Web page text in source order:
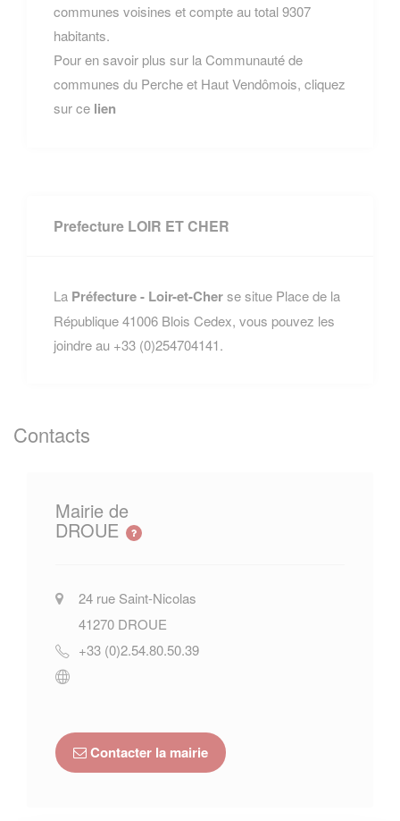
communes voisines et compte au total 9307
habitants.
Pour en savoir plus sur la Communauté de
communes du Perche et Haut Vendômois, cliquez
sur ce lien
Prefecture LOIR ET CHER
La Préfecture - Loir-et-Cherse situe Place de la
République 41006 Blois Cedex, vous pouvez les
joindre au +33 (0)254704141.
Contacts
Mairie de
DROUE
24 rue Saint-Nicolas
41270 DROUE
+33 (0)2.54.80.50.39
Contacter la mairie